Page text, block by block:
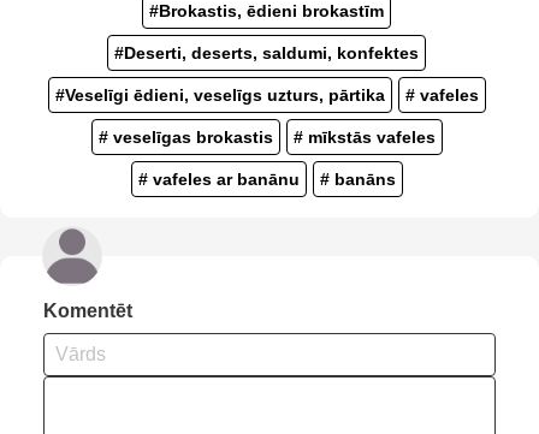
#Brokastis, ēdieni brokastīm
#Deserti, deserts, saldumi, konfektes
#Veselīgi ēdieni, veselīgs uzturs, pārtika # vafeles
# veselīgas brokastis # mīkstās vafeles
# vafeles ar banānu # banāns
Komentēt